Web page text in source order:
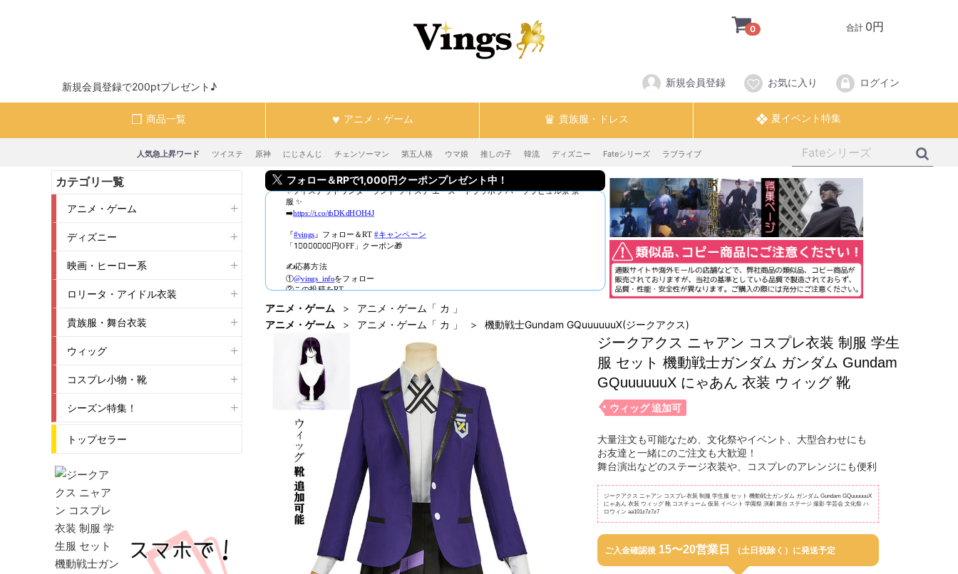
新規会員登録で200ptプレゼント♪
0 合計 0円
新規会員登録 お気に入り ログイン
商品一覧 アニメ・ゲーム 貴族服・ドレス
人気急上昇ワード ツイステ 原神 にじさんじ チェンソーマン 第五人格 ウマ娘 推しの子 韓流 ディズニー Fateシリーズ ラブライブ
カテゴリ一覧
アニメ・ゲーム
ディズニー
映画・ヒーロー系
ロリータ・アイドル衣装
貴族服・舞台衣装
ウィッグ
コスプレ小物・靴
シーズン特集！
トップセラー
フォロー＆RPで1,000円クーポンプレゼント中！
アニメ・ゲーム
アニメ・ゲーム「 カ 」
アニメ・ゲーム
アニメ・ゲーム「 カ 」 機動戦士Gundam GQuuuuuuX(ジークアクス)
ジークアクス ニャアン コスプレ衣装 制服 学生
服 セット 機動戦士ガンダム ガンダム Gundam
GQuuuuuuX にゃあん 衣装 ウィッグ 靴
ウィッグ 追加可
大量注文も可能なため、文化祭やイベント、大型合わせにも
お友達と一緒にのご注文も大歓迎！
舞台演出などのステージ衣装や、コスプレのアレンジにも便利
ジークアクス ニャアン コスプレ衣装 制服 学生服 セット 機動戦士ガンダム ガンダム Gundam GQuuuuuuX
にゃあん 衣装 ウィッグ 靴 コスチューム 仮装 イベント 学園祭 演劇 舞台 ステージ 撮影 学芸会 文化祭 ハ
ロウィン aa101z7z7z7
ご入金確認後 15〜20営業日 （土日祝除く）に発送予定